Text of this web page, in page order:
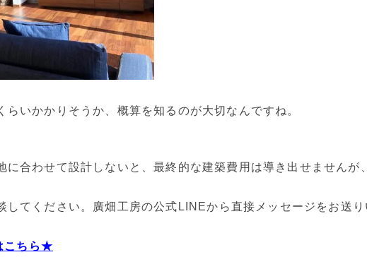
いかかりそうか、概算を知るのが大切なんですね。
合わせて設計しないと、最終的な建築費用は導き出せませんが
してください。廣畑工房の公式LINEから直接メッセージをお送
こちら★